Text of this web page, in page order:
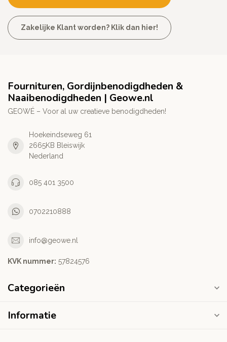
Zakelijke Klant worden? Klik dan hier!
Fournituren, Gordijnbenodigdheden &
Naaibenodigdheden | Geowe.nl
GEOWÉ – Voor al uw creatieve benodigdheden!
Hoekeindseweg 61
2665KB Bleiswijk
Nederland
085 401 3500
0702210888
info@geowe.nl
KVK nummer: ‭57824576‬
Categorieën
Informatie